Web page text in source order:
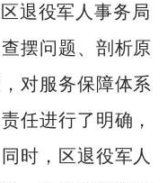
退役军人事务局
摆问题、剖析原
对服务保障体系
任进行了明确，
时，区退役军人